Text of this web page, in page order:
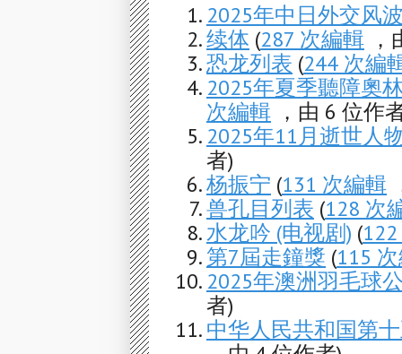
2025年中日外交风
续体 (287 次編輯
恐龙列表 (244 次編
2025年夏季聽障奧
次編輯 ，由 6 位作
2025年11月逝世人
者)
杨振宁 (131 次編輯
兽孔目列表 (128 次
水龙吟 (电视剧) (
第7屆走鐘獎 (115
2025年澳洲羽毛球
者)
中华人民共和国第